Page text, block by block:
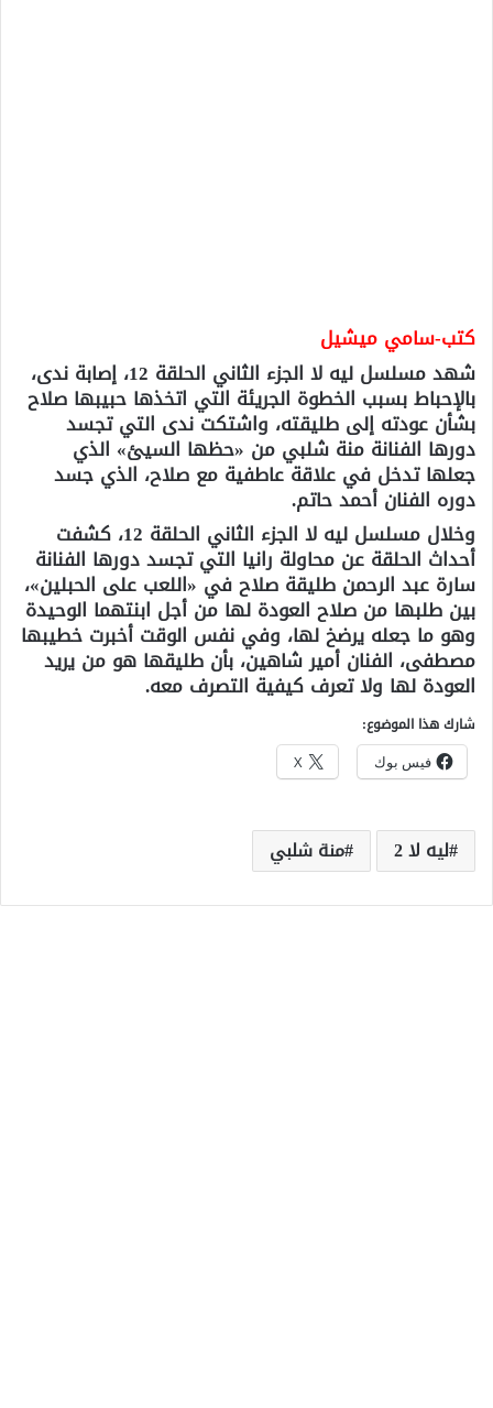
كتب-سامي ميشيل
شهد مسلسل ليه لا الجزء الثاني الحلقة 12، إصابة ندى،
بالإحباط بسبب الخطوة الجريئة التي اتخذها حبيبها صلاح
بشأن عودته إلى طليقته، واشتكت ندى التي تجسد
دورها الفنانة منة شلبي من «حظها السيئ» الذي
جعلها تدخل في علاقة عاطفية مع صلاح، الذي جسد
دوره الفنان أحمد حاتم.
وخلال مسلسل ليه لا الجزء الثاني الحلقة 12، كشفت
أحداث الحلقة عن محاولة رانيا التي تجسد دورها الفنانة
سارة عبد الرحمن طليقة صلاح في «اللعب على الحبلين»،
بين طلبها من صلاح العودة لها من أجل ابنتهما الوحيدة
وهو ما جعله يرضخ لها، وفي نفس الوقت أخبرت خطيبها
مصطفى، الفنان أمير شاهين، بأن طليقها هو من يريد
العودة لها ولا تعرف كيفية التصرف معه.
شارك هذا الموضوع:
فيس بوك X
ليه لا 2 منة شلبي